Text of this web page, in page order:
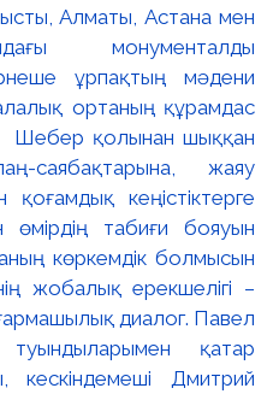
Алматы, Астана мен
монументалды
ұрпақтың мәдени
ортаның құрамдас
Шебер қолынан шыққан
саябақтарына, жаяу
қоғамдық кеңістіктерге
өмірдің табиғи бояуын
көркемдік болмысын
жобалық ерекшелігі –
диалог. Павел
қатар
кескіндемеші Дмитрий